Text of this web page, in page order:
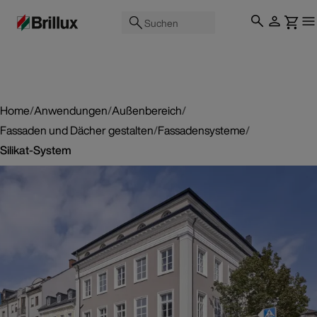
Suchen
Home/Anwendungen/Außenbereich/
Fassaden und Dächer gestalten/Fassadensysteme/
Silikat-System